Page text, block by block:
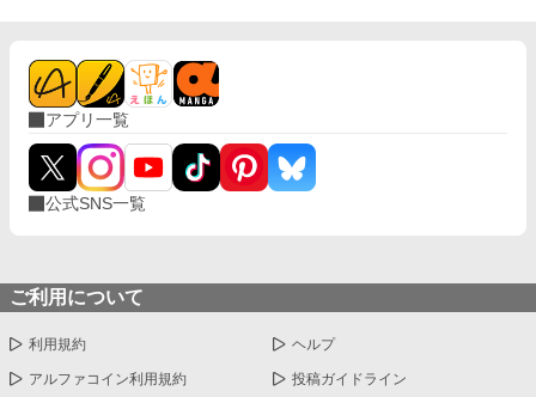
アプリ一覧
公式SNS一覧
ご利用について
利用規約 ヘルプ
アルファコイン利用規約 投稿ガイドライン